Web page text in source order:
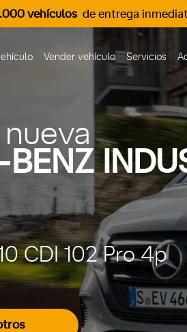
vehículos de entrega
Vender vehículo Servicios
CDI 102 Pro 4p